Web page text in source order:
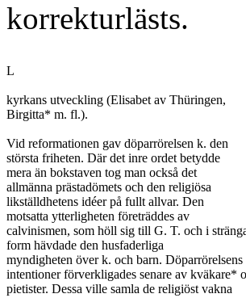
korrekturlästs.
L
kyrkans utveckling (Elisabet av Thüringen,
Birgitta* m. fl.).
Vid reformationen gav döparrörelsen k. den
största friheten. Där det inre ordet betydde
mera än bokstaven tog man också det
allmänna prästadömets och den religiösa
likställdhetens idéer på fullt allvar. Den
motsatta ytterligheten företräddes av
calvinismen, som höll sig till G. T. och i
form hävdade den husfaderliga
myndigheten över k. och barn. Döparrörelsens
intentioner förverkligades senare av kväkare*
pietister. Dessa ville samla de religiöst vakna